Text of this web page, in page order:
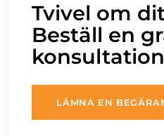
Tvivel om
Beställ en
LÄMNA EN